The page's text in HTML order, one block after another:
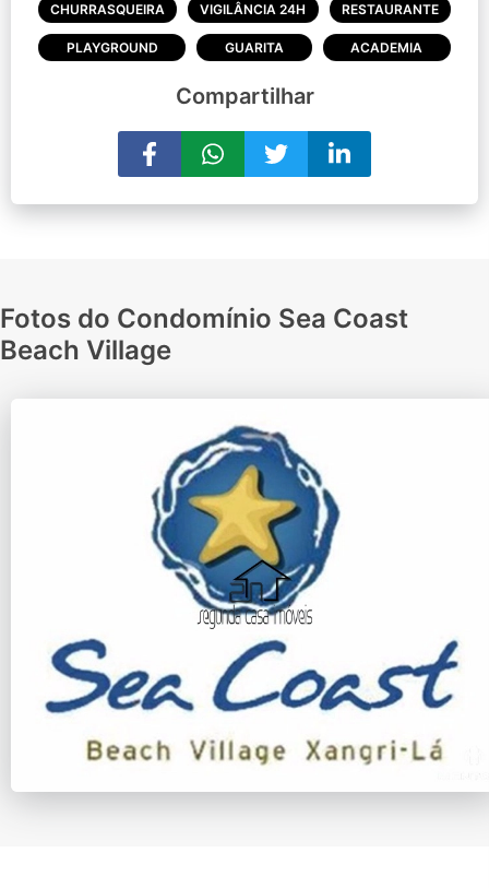
CHURRASQUEIRA VIGILÂNCIA 24H RESTAURANTE
PLAYGROUND GUARITA ACADEMIA
Compartilhar
Fotos do Condomínio Sea Coast
Beach Village